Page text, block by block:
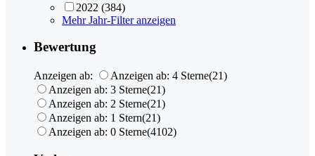
2022 (384)
Mehr Jahr-Filter anzeigen
Bewertung
Anzeigen ab: Anzeigen ab: 4 Sterne(21)
Anzeigen ab: 3 Sterne(21)
Anzeigen ab: 2 Sterne(21)
Anzeigen ab: 1 Stern(21)
Anzeigen ab: 0 Sterne(4102)